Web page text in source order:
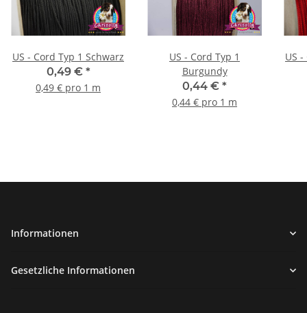
US - Cord Typ 1 Schwarz
0,49 € *
0,49 € pro 1 m
US - Cord Typ 1
Burgundy
0,44 € *
0,44 € pro 1 m
US - Cord
Informationen
Gesetzliche Informationen